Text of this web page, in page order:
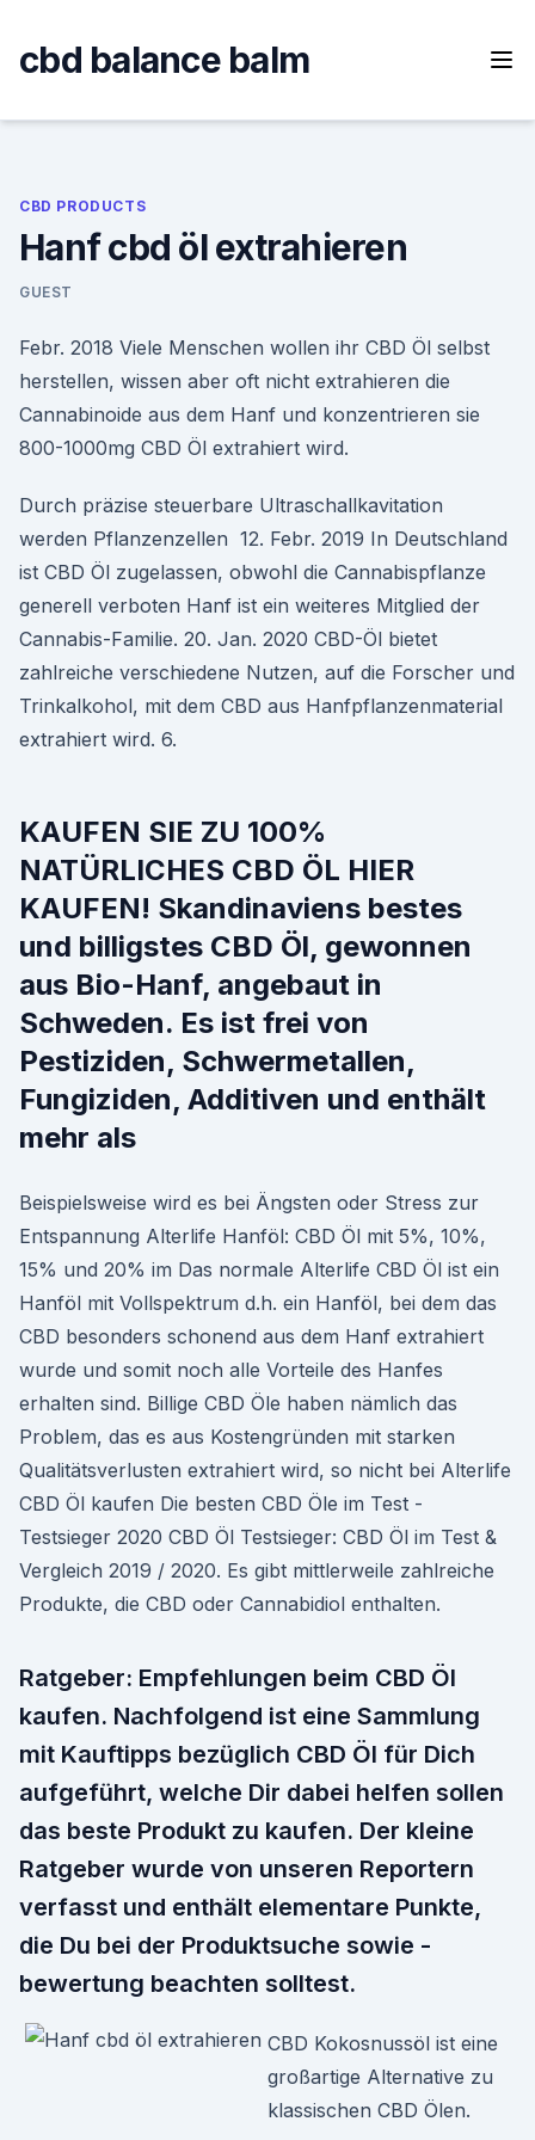
content
cbd balance balm
CBD PRODUCTS
Hanf cbd öl extrahieren
GUEST
Febr. 2018 Viele Menschen wollen ihr CBD Öl selbst
herstellen, wissen aber oft nicht extrahieren die
Cannabinoide aus dem Hanf und konzentrieren sie
800-1000mg CBD Öl extrahiert wird.
Durch präzise steuerbare Ultraschallkavitation
werden Pflanzenzellen 12. Febr. 2019 In Deutschland
ist CBD Öl zugelassen, obwohl die Cannabispflanze
generell verboten Hanf ist ein weiteres Mitglied der
Cannabis-Familie. 20. Jan. 2020 CBD-Öl bietet
zahlreiche verschiedene Nutzen, auf die Forscher und
Trinkalkohol, mit dem CBD aus Hanfpflanzenmaterial
extrahiert wird. 6.
KAUFEN SIE ZU 100%
NATÜRLICHES CBD ÖL HIER
KAUFEN! Skandinaviens bestes
und billigstes CBD Öl, gewonnen
aus Bio-Hanf, angebaut in
Schweden. Es ist frei von
Pestiziden, Schwermetallen,
Fungiziden, Additiven und enthält
mehr als
Beispielsweise wird es bei Ängsten oder Stress zur
Entspannung Alterlife Hanföl: CBD Öl mit 5%, 10%,
15% und 20% im Das normale Alterlife CBD Öl ist ein
Hanföl mit Vollspektrum d.h. ein Hanföl, bei dem das
CBD besonders schonend aus dem Hanf extrahiert
wurde und somit noch alle Vorteile des Hanfes
erhalten sind. Billige CBD Öle haben nämlich das
Problem, das es aus Kostengründen mit starken
Qualitätsverlusten extrahiert wird, so nicht bei Alterlife
CBD Öl kaufen Die besten CBD Öle im Test -
Testsieger 2020 CBD Öl Testsieger: CBD Öl im Test &
Vergleich 2019 / 2020. Es gibt mittlerweile zahlreiche
Produkte, die CBD oder Cannabidiol enthalten.
Ratgeber: Empfehlungen beim CBD Öl
kaufen. Nachfolgend ist eine Sammlung
mit Kauftipps bezüglich CBD Öl für Dich
aufgeführt, welche Dir dabei helfen sollen
das beste Produkt zu kaufen. Der kleine
Ratgeber wurde von unseren Reportern
verfasst und enthält elementare Punkte,
die Du bei der Produktsuche sowie -
bewertung beachten solltest.
CBD Kokosnussöl ist eine
großartige Alternative zu
klassischen CBD Ölen.